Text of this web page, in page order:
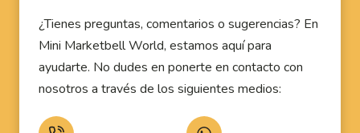
¿Tienes preguntas, comentarios o sugerencias? En
Mini Marketbell World, estamos aquí para
ayudarte. No dudes en ponerte en contacto con
nosotros a través de los siguientes medios: